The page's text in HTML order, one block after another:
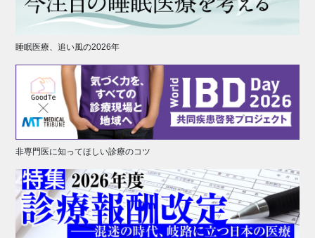
睡眠医療、追い風の2026年
非専門医に知ってほしい診療のコツ